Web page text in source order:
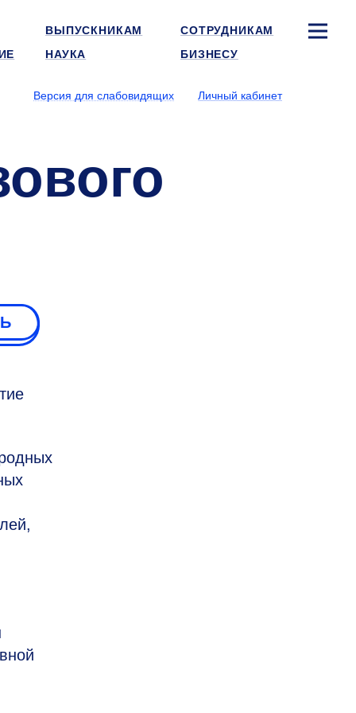
ВЫПУСКНИКАМ
СОТРУДНИКАМ
НАУКА БИЗНЕСУ
Версия для слабовидящих Личный кабинет